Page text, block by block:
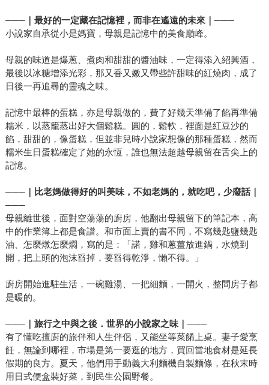
───｜最好的一定藏在記憶裡，而非在遙遠的未來｜───
小說家自承從小是媽寶，母親是記憶中的美食巔峰。
母親的味道是爆蔥、煮肉和甜甜的醬油味，一定得添入紹興酒，
最後以冰糖增添光彩，那又香又嫩又帶些許甜味的紅燒肉，成了
日後一再追尋的靈魂之味。
記憶中最棒的蛋糕，亦是母親做的，費了好幾天準備了餡再準備
糯米，以蒸籠蒸出好大個鬆糕。圓的，鬆軟，裡面是紅豆沙的
餡，甜甜的，像蛋糕，但並非兒時小說家想像的那種蛋糕，然而
糯米生日蛋糕確定了她的永恆，誰也無法超越母親留在舌尖上的
記憶。
───｜比老媽做得好的叫美味，不如老媽的，就吃吧，少廢話｜
───
母親離世後，面對空蕩蕩的廚房，他翻出母親留下的筆記本，高
中的作業簿上都是食譜。和市面上賣的書不同，不寫幾匙鹽幾匙
油、怎麼燉怎麼燜，寫的是：「諾，雞和蔥薑放進鍋，水燒到
開，把上頭的泡沫舀掉，要舀得乾淨，懶不得。」
廚房開始進駐生活，一碗雞湯、一把細麵，一開火，整間房子都
是暖的。
───｜旅行之中與之後．世界的小說家之味｜───
有了懂吃擅廚的旅伴和人生伴侶，又能坐等菜餚上桌。妻子愛烹
飪，無論到哪裡，市場是第一要逛的地方，買回當地食材是延長
假期的良方。夏天，他們用手動義大利麵機自製麵條，在秋末時
用日式便盒裝好菜，到民生公園野餐。